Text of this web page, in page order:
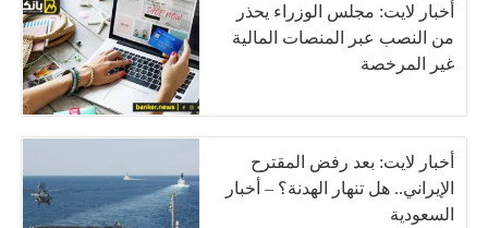
أخبار لايت: مجلس الوزراء يحذر
من النصب عبر المنصات المالية
غير المرخصة
أخبار لايت: بعد رفض المقترح
الإيراني.. هل تنهار الهدنة؟ – أخبار
السعودية